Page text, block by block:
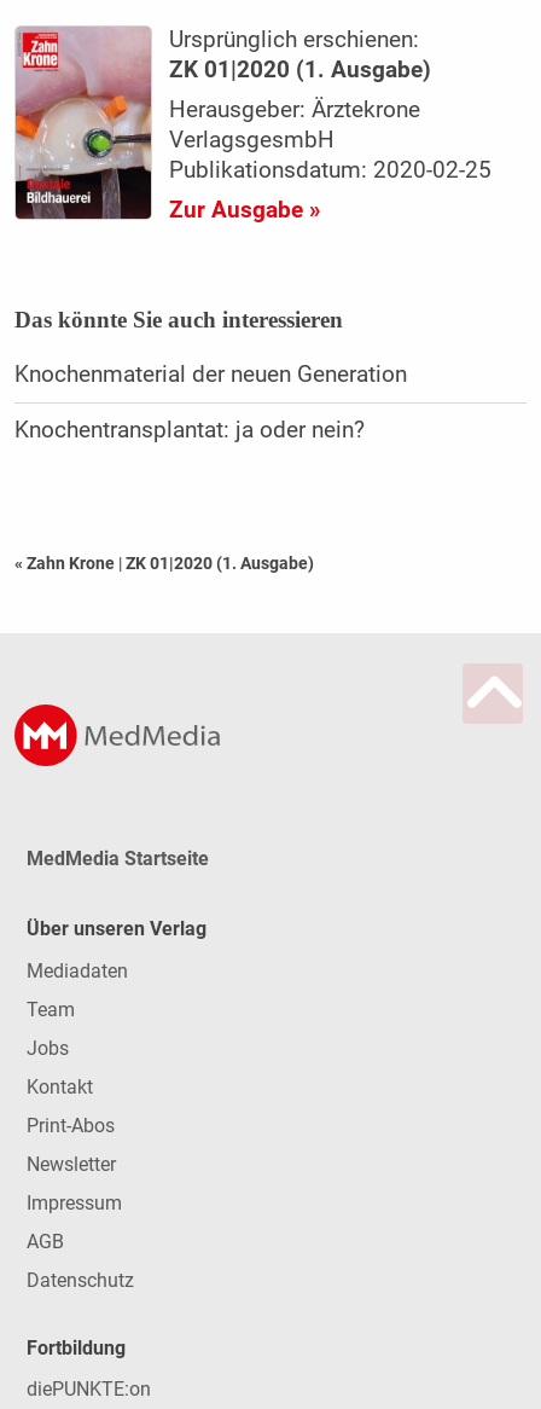
Ursprünglich erschienen:
ZK 01|2020 ­(1. Ausgabe)
Herausgeber: Ärztekrone
VerlagsgesmbH
Publikationsdatum: 2020-02-25
Zur Ausgabe »
Das könnte Sie auch interessieren
Knochenmaterial der neuen Generation
Knochentransplantat: ja oder nein?
« Zahn Krone |ZK 01|2020 ­(1. Ausgabe)
MedMedia Startseite
Über unseren Verlag
Mediadaten
Team
Jobs
Kontakt
Print-Abos
Newsletter
Impressum
AGB
Datenschutz
Fortbildung
diePUNKTE:on